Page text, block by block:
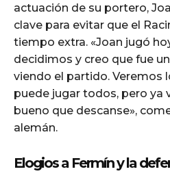
actuación de su portero,
clave para evitar que el
tiempo extra. «Joan jugó
decidimos y creo que fue
viendo el partido. Veremos
puede jugar todos, pero ya
bueno que descanse»,
alemán.
Elogios a Fermín y la